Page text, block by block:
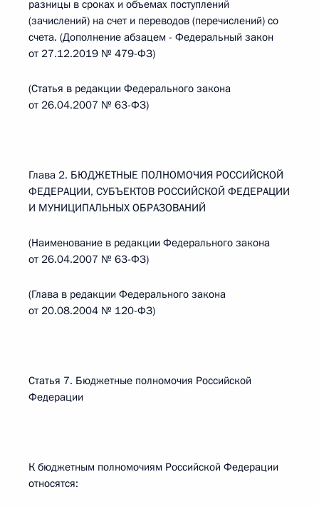
разницы в сроках и объемах поступлений
(зачислений) на счет и переводов (перечислений) со
счета. (Дополнение абзацем - Федеральный закон
от 27.12.2019 № 479-ФЗ)
(Статья в редакции Федерального закона
от 26.04.2007 № 63-ФЗ)
Глава 2. БЮДЖЕТНЫЕ ПОЛНОМОЧИЯ РОССИЙСКОЙ
ФЕДЕРАЦИИ, СУБЪЕКТОВ РОССИЙСКОЙ ФЕДЕРАЦИИ
И МУНИЦИПАЛЬНЫХ ОБРАЗОВАНИЙ
(Наименование в редакции Федерального закона
от 26.04.2007 № 63-ФЗ)
(Глава в редакции Федерального закона
от 20.08.2004 № 120-ФЗ)
Статья 7. Бюджетные полномочия Российской
Федерации
К бюджетным полномочиям Российской Федерации
относятся: